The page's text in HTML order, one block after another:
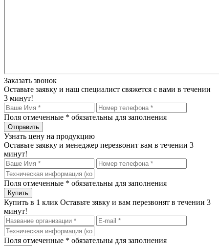
Заказать звонок
Оставьте заявку и наш специалист свяжется с вами в течении
3 минут!
Поля отмеченные * обязательны для заполнения
Узнать цену на продукцию
Оставьте заявку и менеджер перезвонит вам в течении 3
минут!
Поля отмеченные * обязательны для заполнения
Купить в 1 клик Оставьте зявку и вам перезвонят в течении 3
минут!
Поля отмеченные * обязательны для заполнения